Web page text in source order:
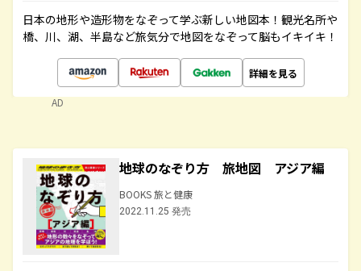
日本の地形や造形物をなぞって学ぶ新しい地図本！観光名所や
橋、川、湖、半島など旅気分で地図をなぞって脳もイキイキ！
詳細を見る
AD
地球のなぞり方 旅地図 アジア編
BOOKS 旅と健康
2022.11.25 発売